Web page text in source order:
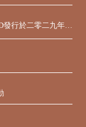
行於二零二九年到
屆滿期限前收到的